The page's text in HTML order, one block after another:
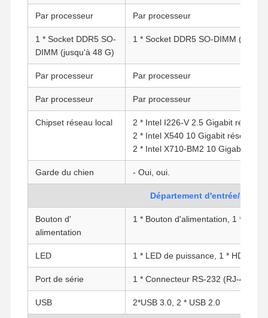
Par processeur Par processeur
1 * Socket DDR5 SO-
DIMM (jusqu'à 48 G)
1 * Socket DDR5 SO-DIMM
Par processeur Par processeur
Par processeur Par processeur
Chipset réseau local
2 * Intel I226-V 2.5 Gigabit réseau
2 * Intel X540 10 Gigabit réseau
2 * Intel X710-BM2 10 Gigabit SFP
Garde du chien - Oui, oui.
Département d'entrée/sortie
Bouton d'
alimentation
1 * Bouton d'alimentation, 1 *
LED 1 * LED de puissance, 1 * HDD LED
Port de série 1 * Connecteur RS-232 (RJ-45)
USB 2*USB 3.0, 2 * USB 2.0